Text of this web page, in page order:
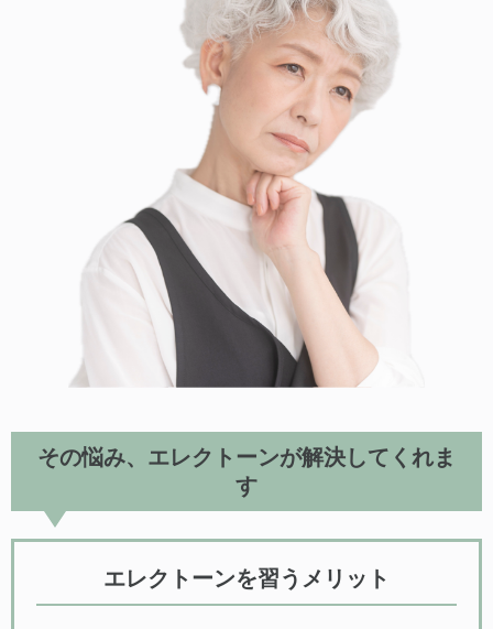
その悩み、エレクトーンが解決してくれま
す
エレクトーンを習うメリット